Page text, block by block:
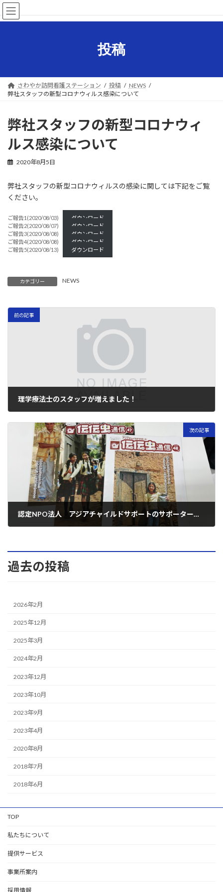
コ
ン
ナ
ビ
投稿
さわやか訪問看護ステーション 投稿
NEWS
弊社スタッフの新型コロナウィルス感染について
弊社スタッフの新型コロナウィ
ルス感染について
2020年8月5日
弊社スタッフの新型コロナウィルスの感染に関しては下記をご覧
ください。
ご報告1(2020/08/03)
ダウンロード
ご報告2(2020/08/07)
ダウンロード
ご報告3(2020/08/08)
ダウンロード
ご報告4(2020/08/08)
ダウンロード
ご報告5(2020/08/13)
ダウンロード
カテゴリー NEWS
前の記事
理学療法士のスタッフが増えました！
次の記事
認定NPO法人 アジアチャイルドサポートのサポーター賛助会員になりました
過去の投稿
2026年2月
2025年12月
2025年3月
2024年2月
2023年12月
2023年10月
2023年9月
2023年4月
2020年8月
2018年7月
2018年6月
TOP
私たちについて
提供サービス
事業所案内
採用情報